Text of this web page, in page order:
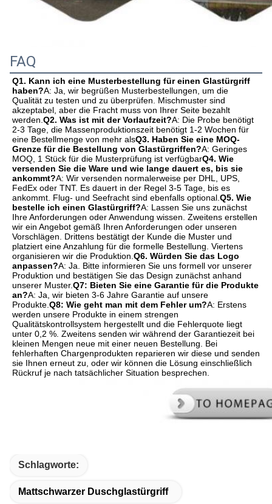
FAQ
Q1. Kann ich eine Musterbestellung für einen Glastürgriff
haben?A: Ja, wir begrüßen Musterbestellungen, um die
Qualität zu testen und zu überprüfen. Mischmuster sind
akzeptabel, aber die Fracht muss von Ihrer Seite bezahlt
werden. Q2. Was ist mit der Vorlaufzeit?A: Die Probe benötigt
2-3 Tage, die Massenproduktionszeit benötigt 1-2 Wochen für
eine Bestellmenge von mehr alsQ3. Haben Sie eine MOQ-
Grenze für die Bestellung von Glastürgriffen?A: Geringes
MOQ, 1 Stück für die Musterprüfung ist verfügbarQ4. Wie
versenden Sie die Ware und wie lange dauert es, bis sie
ankommt?A: Wir versenden normalerweise per DHL, UPS,
FedEx oder TNT. Es dauert in der Regel 3-5 Tage, bis es
ankommt. Flug- und Seefracht sind ebenfalls optional. Q5. Wie
bestelle ich einen Glastürgriff?A: Lassen Sie uns zunächst
Ihre Anforderungen oder Anwendung wissen. Zweitens erstellen
wir ein Angebot gemäß Ihren Anforderungen oder unseren
Vorschlägen. Drittens bestätigt der Kunde die Muster und
platziert eine Anzahlung für die formelle Bestellung. Viertens
organisieren wir die Produktion. Q6. Würden Sie das Logo
anpassen?A: Ja. Bitte informieren Sie uns formell vor unserer
Produktion und bestätigen Sie das Design zunächst anhand
unserer Muster.Q7: Bieten Sie eine Garantie für die Produkte
an?A: Ja, wir bieten 3-6 Jahre Garantie auf unsere
Produkte. Q8: Wie geht man mit dem Fehler um?A: Erstens
werden unsere Produkte in einem strengen
Qualitätskontrollsystem hergestellt und die Fehlerquote liegt
unter 0,2 %. Zweitens senden wir während der Garantiezeit bei
kleinen Mengen neue mit einer neuen Bestellung. Bei
fehlerhaften Chargenprodukten reparieren wir diese und senden
sie Ihnen erneut zu, oder wir können die Lösung einschließlich
Rückruf je nach tatsächlicher Situation besprechen.
Schlagworte:
Mattschwarzer Duschglastürgriff